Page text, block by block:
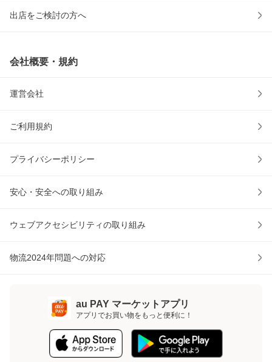
出店をご検討の方へ
会社概要・規約
運営会社
ご利用規約
プライバシーポリシー
安心・安全への取り組み
ウェブアクセシビリティの取り組み
物流2024年問題への対応
au PAY マーケットアプリ
アプリでお買い物をもっと便利に！